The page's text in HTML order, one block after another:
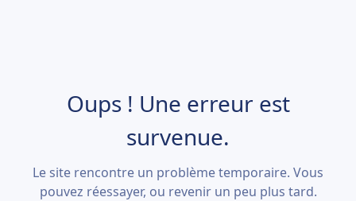
Oups ! Une erreur est
survenue.
Le site rencontre un problème temporaire. Vous
pouvez réessayer, ou revenir un peu plus tard.